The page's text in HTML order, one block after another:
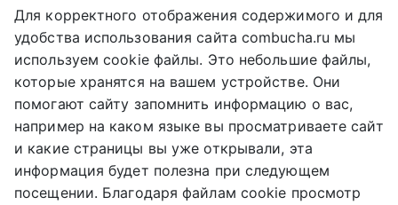
Для корректного отображения содержимого и для
удобства использования сайта combucha.ru мы
используем cookie файлы. Это небольшие файлы,
которые хранятся на вашем устройстве. Они
помогают сайту запомнить информацию о вас,
например на каком языке вы просматриваете сайт
и какие страницы вы уже открывали, эта
информация будет полезна при следующем
посещении. Благодаря файлам cookie просмотр